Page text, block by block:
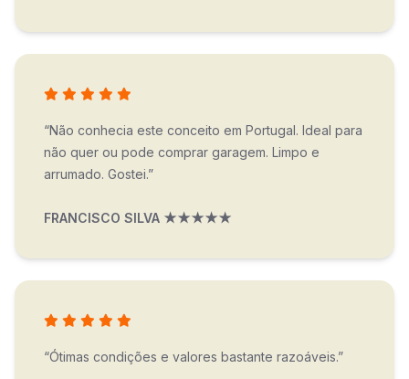
“Não conhecia este conceito em Portugal. Ideal para
não quer ou pode comprar garagem. Limpo e
arrumado. Gostei.”
FRANCISCO SILVA ★★★★★
“Ótimas condições e valores bastante razoáveis.”